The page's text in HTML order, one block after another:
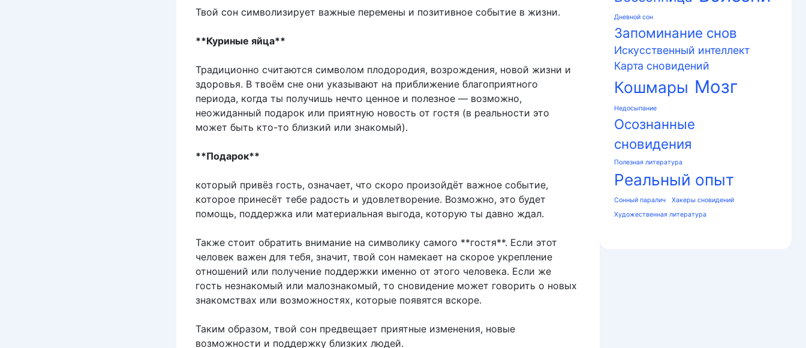
Твой сон символизирует важные перемены и позитивное событие в жизни.
**Куриные яйца**
Традиционно считаются символом плодородия, возрождения, новой жизни и
здоровья. В твоём сне они указывают на приближение благоприятного
периода, когда ты получишь нечто ценное и полезное — возможно,
неожиданный подарок или приятную новость от гостя (в реальности это
может быть кто-то близкий или знакомый).
**Подарок**
который привёз гость, означает, что скоро произойдёт важное событие,
которое принесёт тебе радость и удовлетворение. Возможно, это будет
помощь, поддержка или материальная выгода, которую ты давно ждал.
Также стоит обратить внимание на символику самого **гостя**. Если этот
человек важен для тебя, значит, твой сон намекает на скорое укрепление
отношений или получение поддержки именно от этого человека. Если же
гость незнакомый или малознакомый, то сновидение может говорить о новых
знакомствах или возможностях, которые появятся вскоре.
Таким образом, твой сон предвещает приятные изменения, новые
возможности и поддержку близких людей.
Дневной сон
Запоминание снов
Искусственный интеллект
Карта сновидений
Кошмары Мозг
Недосыпание
Осознанные
сновидения
Полезная литература
Реальный опыт
Сонный паралич
Хакеры сновидений
Художественная литература